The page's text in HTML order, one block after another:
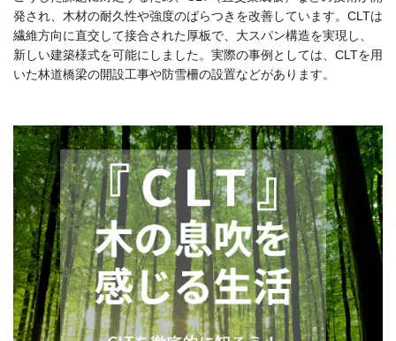
発され、木材の耐久性や強度のばらつきを改善しています。CLTは
繊維方向に直交して接合された厚板で、大スパン構造を実現し、
新しい建築様式を可能にしました。実際の事例としては、CLTを用
いた林道橋梁の開設工事や防雪柵の設置などがあります。